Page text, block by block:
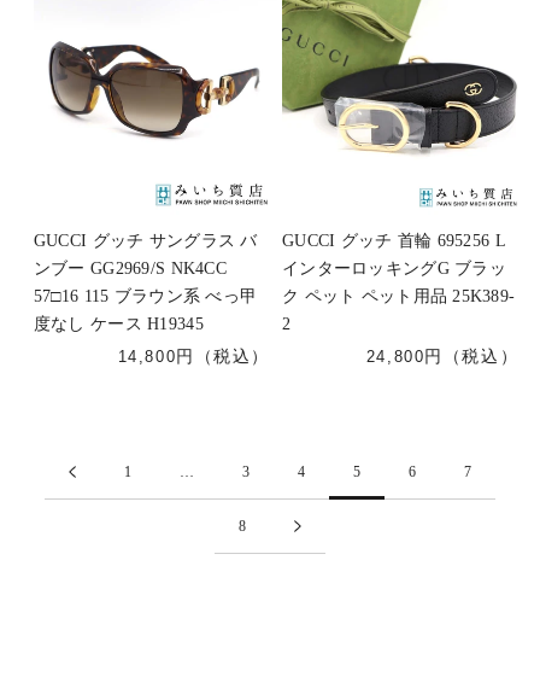
GUCCI グッチ サングラス バ
ンブー GG2969/S NK4CC
57□16 115 ブラウン系 べっ甲
度なし ケース H19345
14,800
GUCCI グッチ 首輪 695256 L
インターロッキングG ブラッ
ク ペット ペット用品 25K389-
2
24,800
1 … 3 4 5 6 7
8